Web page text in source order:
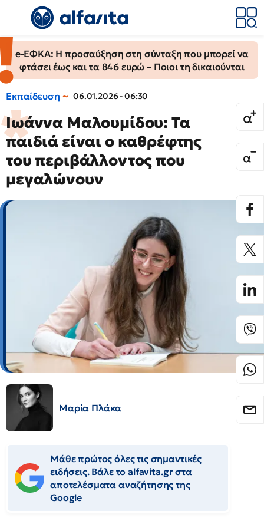
e-ΕΦΚΑ: Η προσαύξηση στη σύνταξη που μπορεί να
φτάσει έως και τα 846 ευρώ – Ποιοι τη δικαιούνται
Εκπαίδευση 06.01.2026 - 06:30
Ιωάννα Μαλουμίδου: Τα
παιδιά είναι ο καθρέφτης
του περιβάλλοντος που
μεγαλώνουν
Μαρία Πλάκα
Μάθε πρώτος όλες τις σημαντικές
ειδήσεις. Βάλε το alfavita.gr στα
αποτελέσματα αναζήτησης της
Google